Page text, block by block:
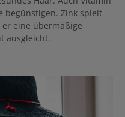
begünstigen. Zink spielt
eine übermäßige
ausgleicht.